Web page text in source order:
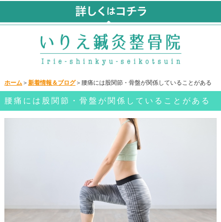
ホーム＞ 新着情報＆ブログ＞腰痛には股関節・骨盤が関係していることがある
腰痛には股関節・骨盤が関係していることがある